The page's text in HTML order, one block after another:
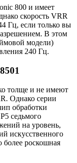
800 и имеет
скорость VRR
Гц, если только вы
В этом
модели)
240 Гц.
толще и не имеют
Однако серии
обработки
седьмого
на уровень,
искусственного
более роскошная